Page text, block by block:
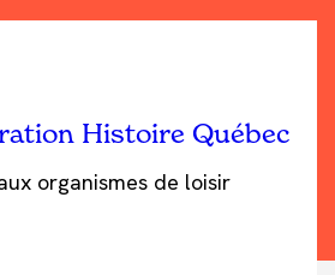
organismes de loisir
Histoire Québec